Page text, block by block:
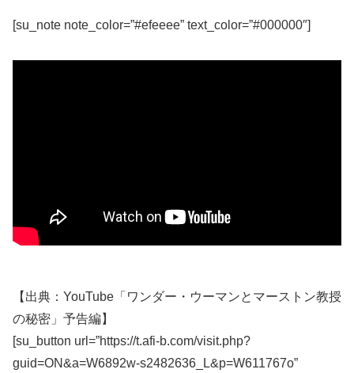
[su_note note_color=”#efeeee” text_color=”#000000″]
【出典：YouTube「ワンダー・ウーマンとマーストン教授
の秘密」予告編】
[su_button url=”https://t.afi-b.com/visit.php?
guid=ON&a=W6892w-s2482636_L&p=W611767o”